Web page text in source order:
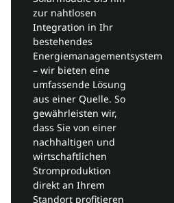
zur nahtlosen
Integration in Ihr
bestehendes
Energiemanagementsystem
– wir bieten eine
umfassende Lösung
aus einer Quelle. So
gewährleisten wir,
dass Sie von einer
nachhaltigen und
wirtschaftlichen
Stromproduktion
direkt an Ihrem
Standort profitieren